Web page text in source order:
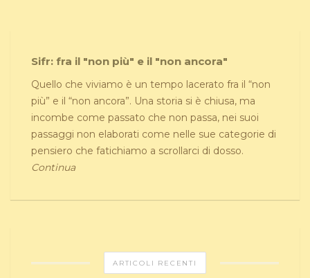
Sifr: fra il "non più" e il "non ancora"
Quello che viviamo è un tempo lacerato fra il “non
più” e il “non ancora”. Una storia si è chiusa, ma
incombe come passato che non passa, nei suoi
passaggi non elaborati come nelle sue categorie di
pensiero che fatichiamo a scrollarci di dosso.
Continua
ARTICOLI RECENTI